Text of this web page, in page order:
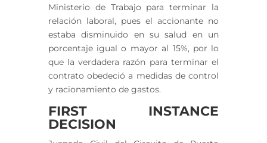
Ministerio de Trabajo para terminar la
relación laboral, pues el accionante no
estaba disminuido en su salud en un
porcentaje igual o mayor al 15%, por lo
que la verdadera razón para terminar el
contrato obedeció a medidas de control
y racionamiento de gastos.
FIRST INSTANCE
DECISION